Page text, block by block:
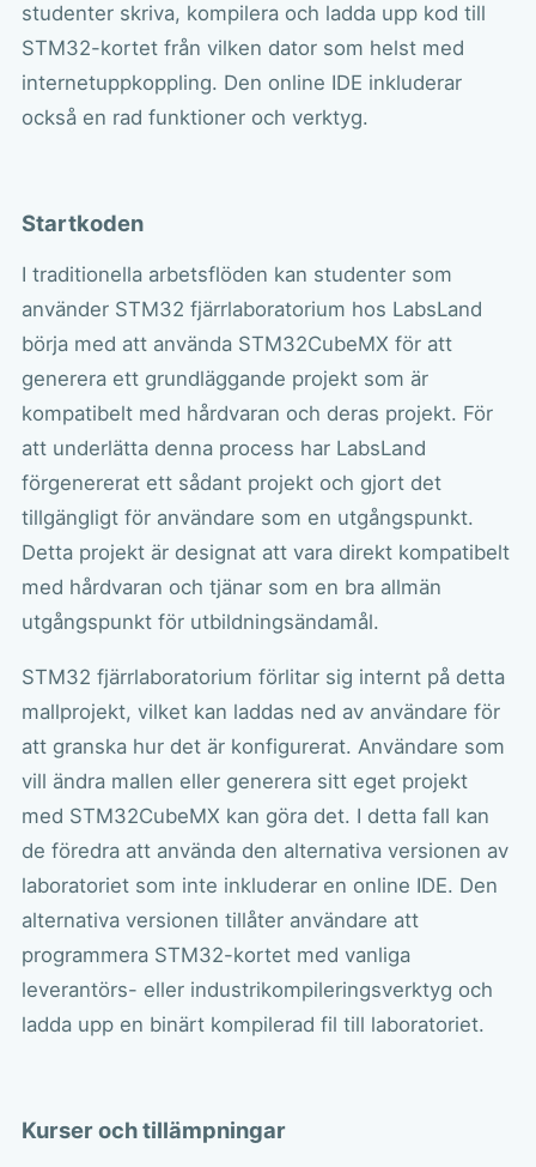
studenter skriva, kompilera och ladda upp kod till
STM32-kortet från vilken dator som helst med
internetuppkoppling. Den online IDE inkluderar
också en rad funktioner och verktyg.
Startkoden
I traditionella arbetsflöden kan studenter som
använder STM32 fjärrlaboratorium hos LabsLand
börja med att använda STM32CubeMX för att
generera ett grundläggande projekt som är
kompatibelt med hårdvaran och deras projekt. För
att underlätta denna process har LabsLand
förgenererat ett sådant projekt och gjort det
tillgängligt för användare som en utgångspunkt.
Detta projekt är designat att vara direkt kompatibelt
med hårdvaran och tjänar som en bra allmän
utgångspunkt för utbildningsändamål.
STM32 fjärrlaboratorium förlitar sig internt på detta
mallprojekt, vilket kan laddas ned av användare för
att granska hur det är konfigurerat. Användare som
vill ändra mallen eller generera sitt eget projekt
med STM32CubeMX kan göra det. I detta fall kan
de föredra att använda den alternativa versionen av
laboratoriet som inte inkluderar en online IDE. Den
alternativa versionen tillåter användare att
programmera STM32-kortet med vanliga
leverantörs- eller industrikompileringsverktyg och
ladda upp en binärt kompilerad fil till laboratoriet.
Kurser och tillämpningar